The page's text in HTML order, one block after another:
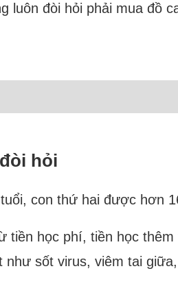
luôn đòi hỏi phải mua đồ
hỏi
con thứ hai được hơn
học phí, tiền học
sốt virus, viêm tai